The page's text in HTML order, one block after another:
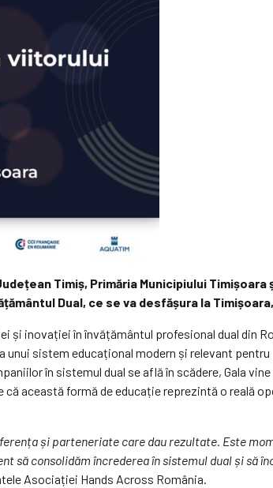
Timiș, Primăria Municipiului
Dual, ce se va desfășura la
inovației în învățământul profesional dual din
sistem educațional modern și relevant
în sistemul dual se află în scădere, Gala
această formă de educație reprezintă o reală
și parteneriate care dau rezultate. Este
să consolidăm încrederea în sistemul dual și să
Asociației Hands Across România.